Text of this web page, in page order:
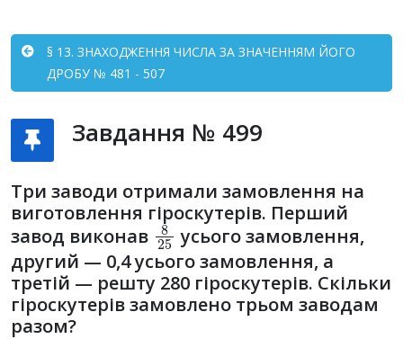
§ 13. ЗНАХОДЖЕННЯ ЧИСЛА ЗА ЗНАЧЕННЯМ ЙОГО
ДРОБУ № 481 - 507
Завдання № 499
Три заводи отримали замовлення на
виготовлення гіроскутерів. Перший
завод виконав
825
усього замовлення,
другий — 0,4 усього замовлення, а
третій — решту 280 гіроскутерів. Скільки
гіроскутерів замовлено трьом заводам
разом?